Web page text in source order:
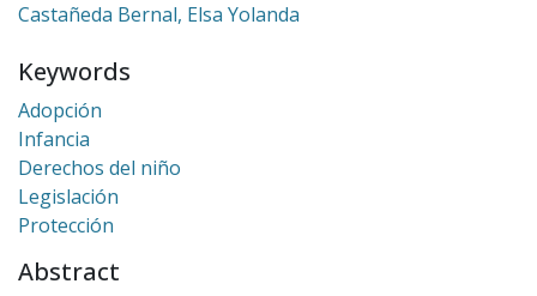
Castañeda Bernal, Elsa Yolanda
Keywords
Adopción
Infancia
Derechos del niño
Legislación
Protección
Abstract